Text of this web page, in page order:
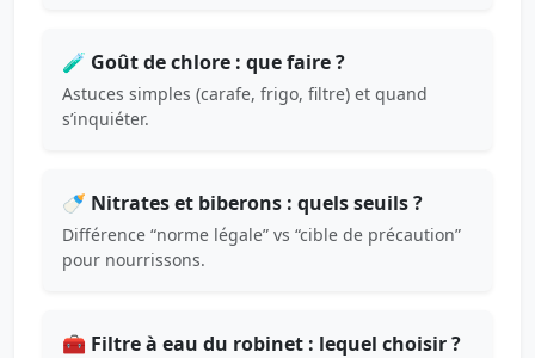
🧪 Goût de chlore : que faire ?
Astuces simples (carafe, frigo, filtre) et quand
s’inquiéter.
🍼 Nitrates et biberons : quels seuils ?
Différence “norme légale” vs “cible de précaution”
pour nourrissons.
🧰 Filtre à eau du robinet : lequel choisir ?